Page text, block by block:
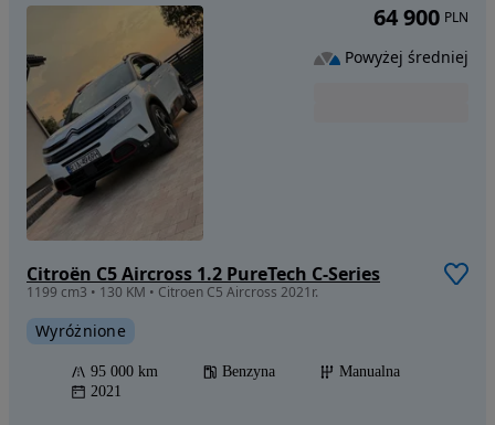
Citroën C5 Aircross 1.2 PureTech C-Series
1199 cm3 • 130 KM • Citroen C5 Aircross 2021r.
Wyróżnione
95 000 km Benzyna
Manualna
2021
64 900 PLN
Powyżej średniej